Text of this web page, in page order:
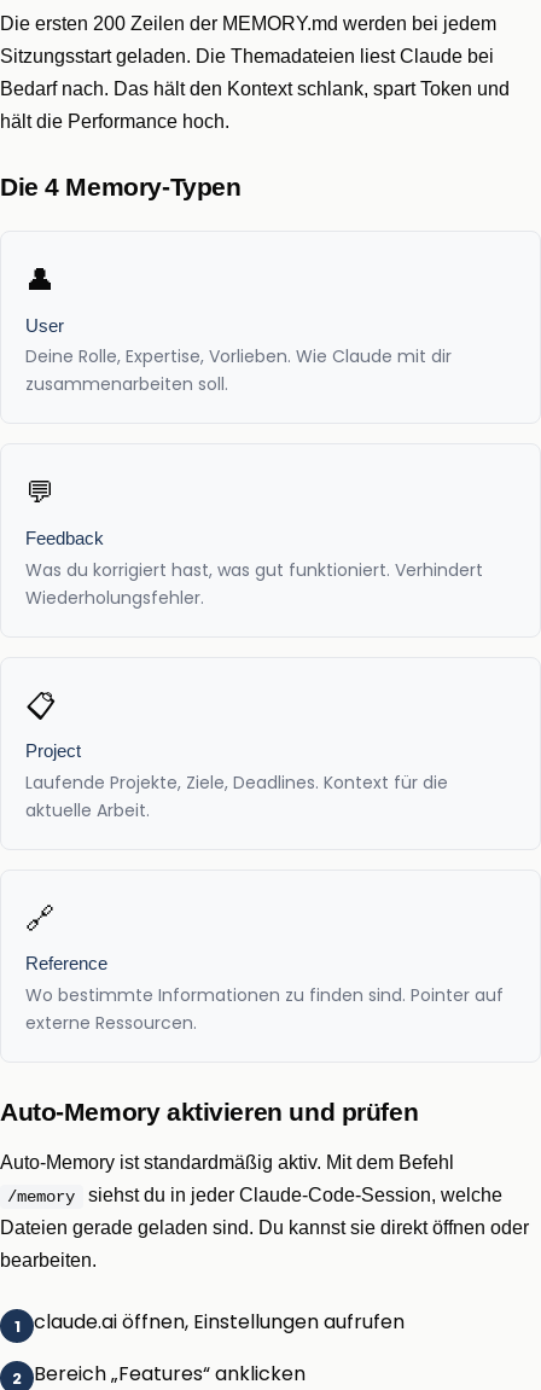
Die ersten 200 Zeilen der MEMORY.md werden bei jedem
Sitzungsstart geladen. Die Themadateien liest Claude bei
Bedarf nach. Das hält den Kontext schlank, spart Token und
hält die Performance hoch.
Die 4 Memory-Typen
👤
User
Deine Rolle, Expertise, Vorlieben. Wie Claude mit dir
zusammenarbeiten soll.
💬
Feedback
Was du korrigiert hast, was gut funktioniert. Verhindert
Wiederholungsfehler.
📋
Project
Laufende Projekte, Ziele, Deadlines. Kontext für die
aktuelle Arbeit.
🔗
Reference
Wo bestimmte Informationen zu finden sind. Pointer auf
externe Ressourcen.
Auto-Memory aktivieren und prüfen
Auto-Memory ist standardmäßig aktiv. Mit dem Befehl
/memory
siehst du in jeder Claude-Code-Session, welche
Dateien gerade geladen sind. Du kannst sie direkt öffnen oder
bearbeiten.
claude.ai öffnen, Einstellungen aufrufen
Bereich „Features“ anklicken